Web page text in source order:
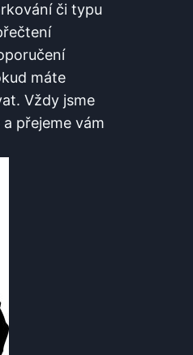
či ‌typu
​máte
Vždy jsme⁣
​přejeme vám